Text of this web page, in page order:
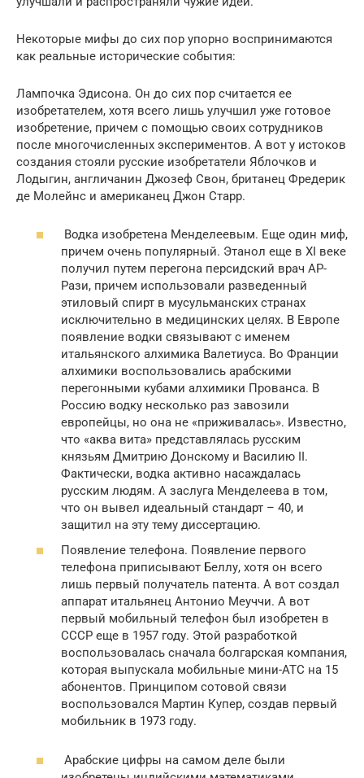
Некоторые мифы до сих пор упорно воспринимаются
как реальные исторические события:
Лампочка Эдисона. Он до сих пор считается ее
изобретателем, хотя всего лишь улучшил уже готовое
изобретение, причем с помощью своих сотрудников
после многочисленных экспериментов. А вот у истоков
создания стояли русские изобретатели Яблочков и
Лодыгин, англичанин Джозеф Свон, британец Фредерик
де Молейнс и американец Джон Старр.
Водка изобретена Менделеевым. Еще один миф,
причем очень популярный. Этанол еще в XI веке
получил путем перегона персидский врач АР-
Рази, причем использовали разведенный
этиловый спирт в мусульманских странах
исключительно в медицинских целях. В Европе
появление водки связывают с именем
итальянского алхимика Валетиуса. Во Франции
алхимики воспользовались арабскими
перегонными кубами алхимики Прованса. В
Россию водку несколько раз завозили
европейцы, но она не «приживалась». Известно,
что «аква вита» представлялась русским
князьям Дмитрию Донскому и Василию II.
Фактически, водка активно насаждалась
русским людям. А заслуга Менделеева в том,
что он вывел идеальный стандарт – 40, и
защитил на эту тему диссертацию.
Появление телефона. Появление первого
телефона приписывают Беллу, хотя он всего
лишь первый получатель патента. А вот создал
аппарат итальянец Антонио Меуччи. А вот
первый мобильный телефон был изобретен в
СССР еще в 1957 году. Этой разработкой
воспользовалась сначала болгарская компания,
которая выпускала мобильные мини-АТС на 15
абонентов. Принципом сотовой связи
воспользовался Мартин Купер, создав первый
мобильник в 1973 году.
Арабские цифры на самом деле были